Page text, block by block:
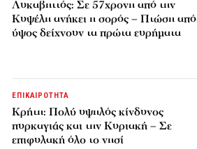
Λυκαβηττός: Σε 57χρονη από την
Κυψέλη ανήκει η σορός – Πτώση από
ύψος δείχνουν τα πρώτα ευρήματα
ΕΠΙΚΑΙΡΟΤΗΤΑ
Κρήτη: Πολύ υψηλός κίνδυνος
πυρκαγιάς και την Κυριακή – Σε
επιφυλακή όλο το νησί